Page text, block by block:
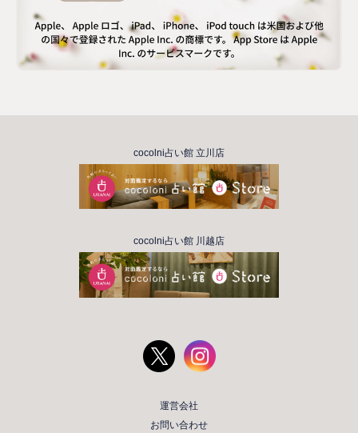
cocolni占い館 立川店
cocolni占い館 川越店
運営会社
お問い合わせ